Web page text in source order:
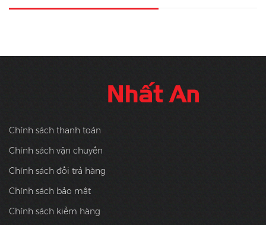
Chính sách thanh toán
Chính sách vận chuyển
Chính sách đổi trả hàng
Chính sách bảo mật
Chính sách kiểm hàng